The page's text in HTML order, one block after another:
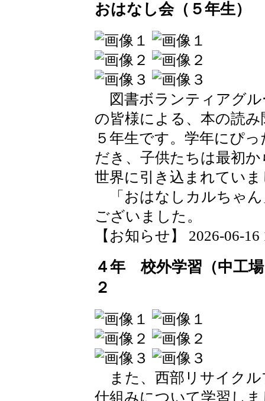
おはなし会（５年生）
図書ボランティアグル
の皆様による、本の読
５年生です。学年にぴ
だき、子供たちは最初
世界に引き込まれてい
「おはなしカルちゃん
ございました。
【お知らせ】 2026-06-16
４年 校外学習（中工
２
また、西部リサイクル
仕組みについて学習し